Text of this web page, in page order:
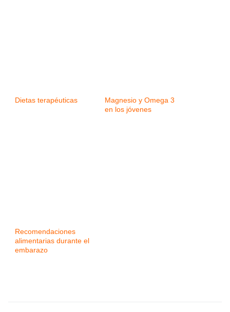
Dietas terapéuticas
Magnesio y Omega 3
en los jóvenes
Recomendaciones
alimentarias durante el
embarazo